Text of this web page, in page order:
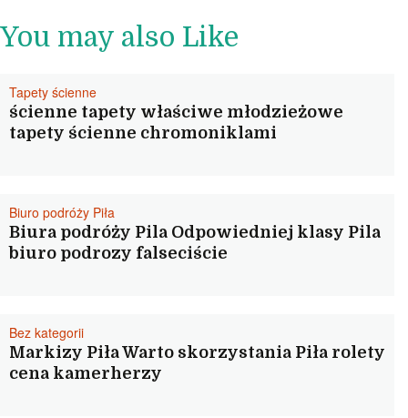
You may also Like
Tapety ścienne
ścienne tapety właściwe młodzieżowe
tapety ścienne chromoniklami
Biuro podróży Piła
Biura podróży Pila Odpowiedniej klasy Pila
biuro podrozy falseciście
Bez kategorii
Markizy Piła Warto skorzystania Piła rolety
cena kamerherzy